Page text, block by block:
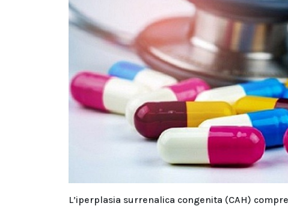
L’iperplasia surrenalica congenita (CAH)